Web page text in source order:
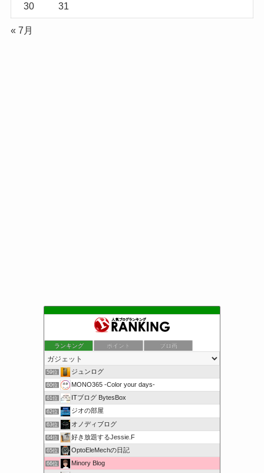
30 31
« 7月
ランキング ポイント ブロ画
59位 ジュンログ
60位 MONO365 -Color your days-
61位 ITブログ BytesBox
62位 ジオの部屋
63位 オノディブログ
64位 好き放題するJessie.F
65位 OptoEleMechの日記
66位
Minory Blog